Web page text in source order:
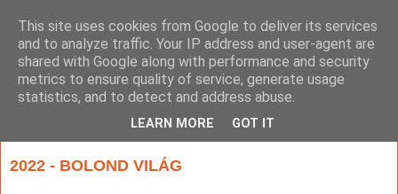
2022 - BOLOND VILÁG
This site uses cookies from Google to deliver its services
and to analyze traffic. Your IP address and user-agent are
shared with Google along with performance and security
metrics to ensure quality of service, generate usage
statistics, and to detect and address abuse.
LEARN MORE GOT IT